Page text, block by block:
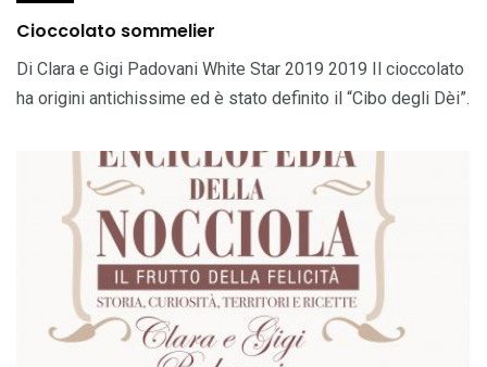
Cioccolato sommelier
Di Clara e Gigi Padovani White Star 2019 2019 Il cioccolato
ha origini antichissime ed è stato definito il “Cibo degli Dèi”.